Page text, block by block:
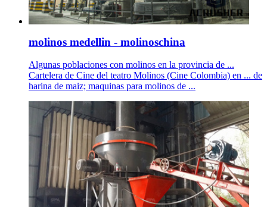
molinos medellin - molinoschina
Algunas poblaciones con molinos en la provincia de ...
Cartelera de Cine del teatro Molinos (Cine Colombia) en ... de
harina de maiz; maquinas para molinos de ...